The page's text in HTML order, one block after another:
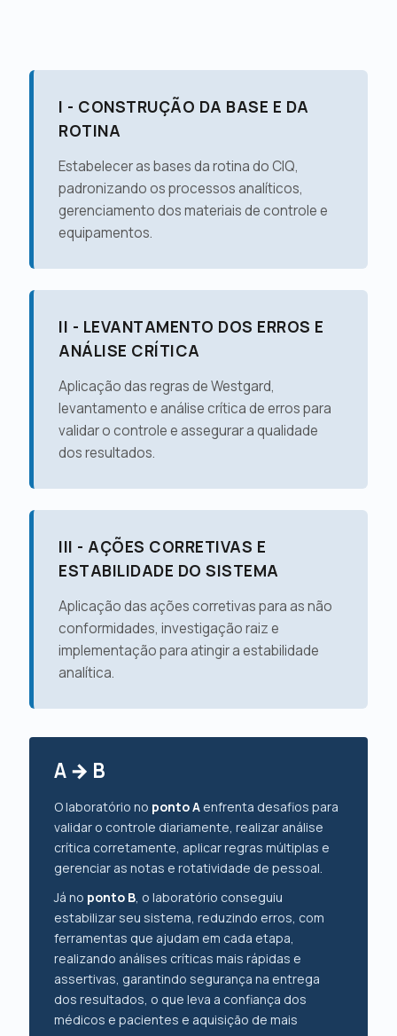
I - CONSTRUÇÃO DA BASE E DA
ROTINA
Estabelecer as bases da rotina do CIQ,
padronizando os processos analíticos,
gerenciamento dos materiais de controle e
equipamentos.
II - LEVANTAMENTO DOS ERROS E
ANÁLISE CRÍTICA
Aplicação das regras de Westgard,
levantamento e análise crítica de erros para
validar o controle e assegurar a qualidade
dos resultados.
III - AÇÕES CORRETIVAS E
ESTABILIDADE DO SISTEMA
Aplicação das ações corretivas para as não
conformidades, investigação raiz e
implementação para atingir a estabilidade
analítica.
A → B
O laboratório no ponto A enfrenta desafios para
validar o controle diariamente, realizar análise
crítica corretamente, aplicar regras múltiplas e
gerenciar as notas e rotatividade de pessoal.
Já no ponto B, o laboratório conseguiu
estabilizar seu sistema, reduzindo erros, com
ferramentas que ajudam em cada etapa,
realizando análises críticas mais rápidas e
assertivas, garantindo segurança na entrega
dos resultados, o que leva a confiança dos
médicos e pacientes e aquisição de mais